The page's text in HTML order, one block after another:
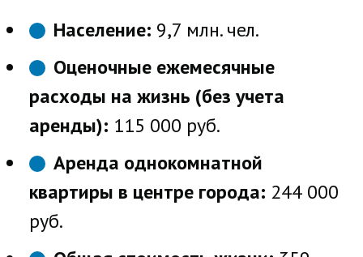
Население: 9,7 млн. чел.
Оценочные ежемесячные
расходы на жизнь (без учета
аренды): 115 000 руб.
Аренда однокомнатной
квартиры в центре города: 244 000
руб.